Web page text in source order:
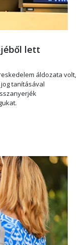
lett
áldozata volt,
tanításával